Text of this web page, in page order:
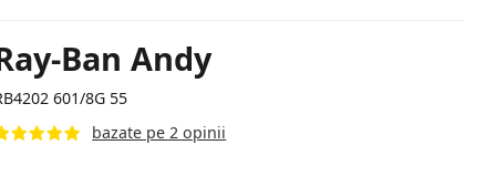
Ban Andy
601/8G 55
bazate pe 2 opinii